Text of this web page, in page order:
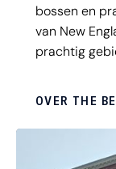
bossen en
van New
prachtig
bestemming,
dat de
OVER THE